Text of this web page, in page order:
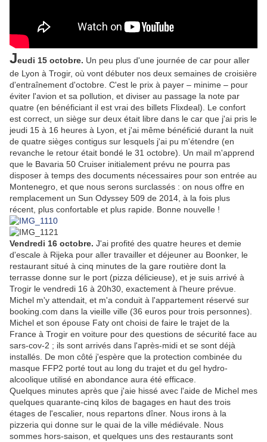
Jeudi 15 octobre. Un peu plus d'une journée de car pour aller
de Lyon à Trogir, où vont débuter nos deux semaines de croisière
d'entraînement d'octobre. C'est le prix à payer – minime – pour
éviter l'avion et sa pollution, et diviser au passage la note par
quatre (en bénéficiant il est vrai des billets Flixdeal). Le confort
est correct, un siège sur deux était libre dans le car que j'ai pris le
jeudi 15 à 16 heures à Lyon, et j'ai même bénéficié durant la nuit
de quatre sièges contigus sur lesquels j'ai pu m'étendre (en
revanche le retour était bondé le 31 octobre). Un mail m'apprend
que le Bavaria 50 Cruiser initialement prévu ne pourra pas
disposer à temps des documents nécessaires pour son entrée au
Montenegro, et que nous serons surclassés : on nous offre en
remplacement un Sun Odyssey 509 de 2014, à la fois plus
récent, plus confortable et plus rapide. Bonne nouvelle !
Vendredi 16 octobre. J'ai profité des quatre heures et demie
d'escale à Rijeka pour aller travailler et déjeuner au Boonker, le
restaurant situé à cinq minutes de la gare routière dont la
terrasse donne sur le port (pizza délicieuse), et je suis arrivé à
Trogir le vendredi 16 à 20h30, exactement à l'heure prévue.
Michel m'y attendait, et m'a conduit à l'appartement réservé sur
booking.com dans la vieille ville (36 euros pour trois personnes).
Michel et son épouse Faty ont choisi de faire le trajet de la
France à Trogir en voiture pour des questions de sécurité face au
sars-cov-2 ; ils sont arrivés dans l'après-midi et se sont déjà
installés. De mon côté j'espère que la protection combinée du
masque FFP2 porté tout au long du trajet et du gel hydro-
alcoolique utilisé en abondance aura été efficace.
Quelques minutes après que j'aie hissé avec l'aide de Michel mes
quelques quarante-cinq kilos de bagages en haut des trois
étages de l'escalier, nous repartons dîner. Nous irons à la
pizzeria qui donne sur le quai de la ville médiévale. Nous
sommes hors-saison, et quelques uns des restaurants sont